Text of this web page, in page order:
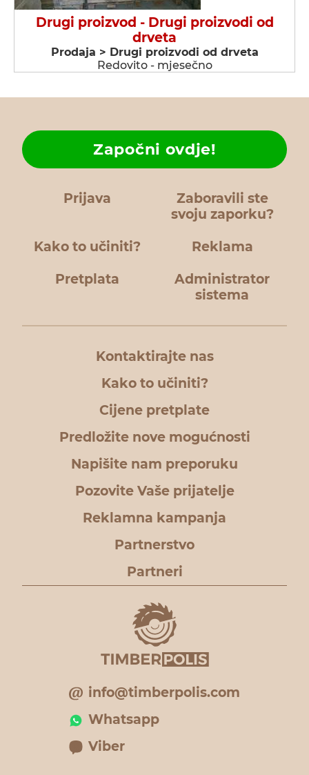
Drugi proizvod - Drugi proizvodi od
drveta
Prodaja > Drugi proizvodi od drveta
Redovito - mjesečno
Prijava
Zaboravili ste
svoju zaporku?
Kako to učiniti?
Započni ovdje!
Reklama
Pretplata
Administrator
sistema
Kontaktirajte nas
Kako to učiniti?
Cijene pretplate
Predložite nove mogućnosti
Napišite nam preporuku
Pozovite Vaše prijatelje
Reklamna kampanja
Partnerstvo
Partneri
info@timberpolis.com
Whatsapp
Viber